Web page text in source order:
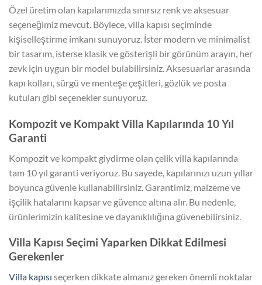
Özel üretim olan kapılarımızda sınırsız renk ve aksesuar
seçeneğimiz mevcut. Böylece, villa kapısı seçiminde
kişiselleştirme imkanı sunuyoruz. İster modern ve minimalist
bir tasarım, isterse klasik ve gösterişli bir görünüm arayın, her
zevk için uygun bir model bulabilirsiniz. Aksesuarlar arasında
kapı kolları, sürgü ve menteşe çeşitleri, gözlük ve posta
kutuları gibi seçenekler sunuyoruz.
Kompozit ve Kompakt Villa Kapılarında 10 Yıl
Garanti
Kompozit ve kompakt giydirme olan çelik villa kapılarında
tam 10 yıl garanti veriyoruz. Bu sayede, kapılarınızı uzun yıllar
boyunca güvenle kullanabilirsiniz. Garantimiz, malzeme ve
işçilik hatalarını kapsar ve güvence altına alır. Bu nedenle,
ürünlerimizin kalitesine ve dayanıklılığına güvenebilirsiniz.
Villa Kapısı Seçimi Yaparken Dikkat Edilmesi
Gerekenler
Villa kapısı seçerken dikkate almanız gereken önemli noktalar